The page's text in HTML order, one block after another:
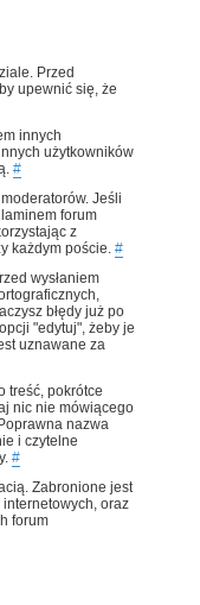
Przed
upewnić się, że
innych
użytkowników
#
Jeśli
forum
z
każdym poście. #
wysłaniem
błędy już po
"edytuj", żeby je
uznawane za
treść, pokrótce
nic nie mówiącego
nazwa
i czytelne
#
Zabronione jest
oraz
forum